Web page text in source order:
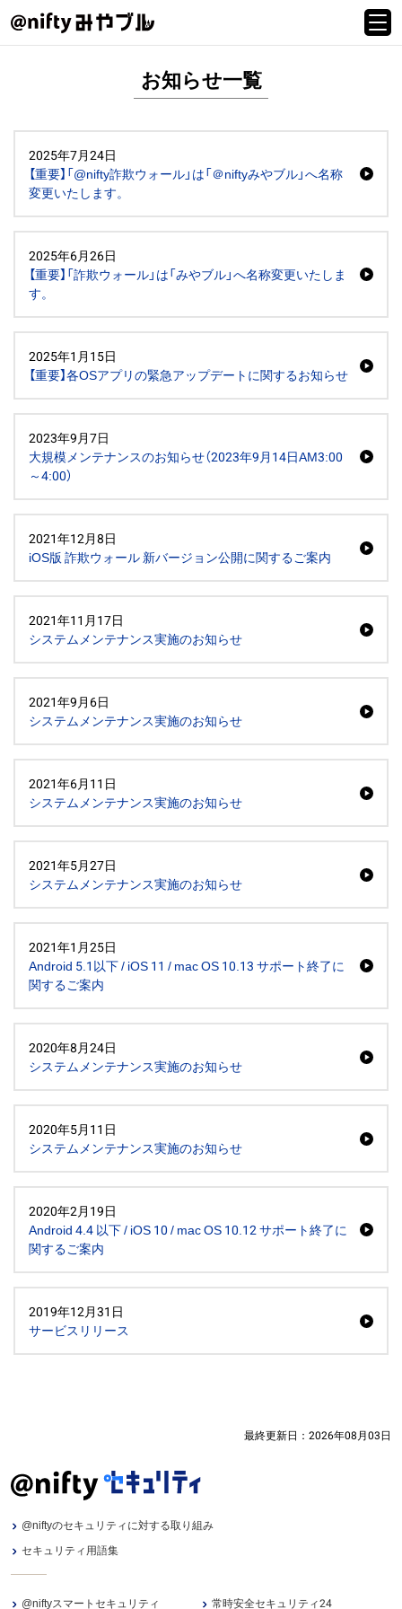
お知らせ一覧
2025年7月24日
【重要】「@nifty詐欺ウォール」は「＠niftyみやブル」へ名称
変更いたします。
2025年6月26日
【重要】「詐欺ウォール」は「みやブル」へ名称変更いたしま
す。
2025年1月15日
【重要】各OSアプリの緊急アップデートに関するお知らせ
2023年9月7日
大規模メンテナンスのお知らせ（2023年9月14日AM3:00
～4:00）
2021年12月8日
iOS版 詐欺ウォール 新バージョン公開に関するご案内
2021年11月17日
システムメンテナンス実施のお知らせ
2021年9月6日
システムメンテナンス実施のお知らせ
2021年6月11日
システムメンテナンス実施のお知らせ
2021年5月27日
システムメンテナンス実施のお知らせ
2021年1月25日
Android 5.1以下 / iOS 11 / mac OS 10.13 サポート終了に
関するご案内
2020年8月24日
システムメンテナンス実施のお知らせ
2020年5月11日
システムメンテナンス実施のお知らせ
2020年2月19日
Android 4.4 以下 / iOS 10 / mac OS 10.12 サポート終了に
関するご案内
2019年12月31日
サービスリリース
最終更新日： 2026年08月03日
@niftyのセキュリティに対する取り組み
セキュリティ用語集
@niftyスマートセキュリティ 常時安全セキュリティ24